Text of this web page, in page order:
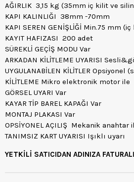
AĞIRLIK 3,15 kg (35mm iç kilit ve
KAPI KALINLIĞI 38mm -70mm
KAPI SEREN GENİŞLİĞİ Min.75 mm
KAYIT HAFIZASI 200 adet
SÜREKLİ GEÇİŞ MODU Var
ARKADAN KİLİTLEME UYARISI
UYGULANABİLEN KİLİTLER
KİLİTLEME Mikro elektronik motor ile
GÖRSEL UYARI Var
KAYAR TİP BAREL KAPAĞI Var
MONTAJ PLAKASI Var
OPSİYONEL AÇILIŞ Mekanik anahtar
TANIMSIZ KART UYARISI Işıklı uyarı
YETKİLİ SATICIDAN ADINIZA